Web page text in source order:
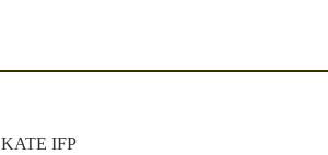
IFP